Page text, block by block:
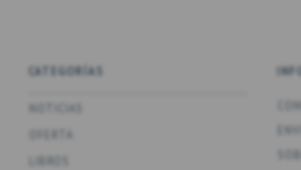
CATEGORÍAS
NOTICIAS